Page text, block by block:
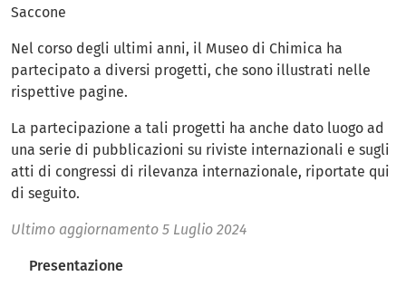
Saccone
Nel corso degli ultimi anni, il Museo di Chimica ha
partecipato a diversi progetti, che sono illustrati nelle
rispettive pagine.
La partecipazione a tali progetti ha anche dato luogo ad
una serie di pubblicazioni su riviste internazionali e sugli
atti di congressi di rilevanza internazionale, riportate qui
di seguito.
Ultimo aggiornamento 5 Luglio 2024
Navigazione principale
Presentazione